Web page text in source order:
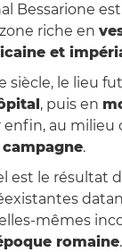
Bessarione
riche en
et
siècle, le lieu
, puis en
au milieu
.
est le résultat
mêmes
romaine